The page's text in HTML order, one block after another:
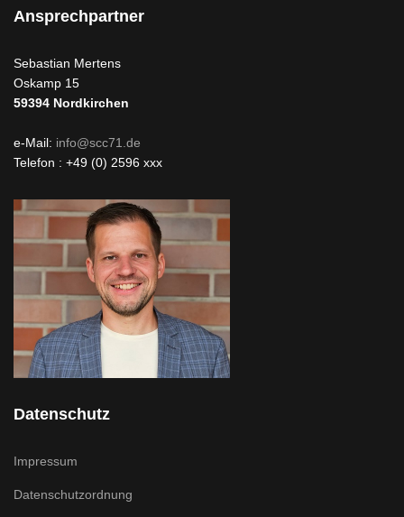
Ansprechpartner
Sebastian Mertens
Oskamp 15
59394 Nordkirchen
e-Mail: info@scc71.de
Telefon : +49 (0) 2596 xxx
Datenschutz
Impressum
Datenschutzordnung